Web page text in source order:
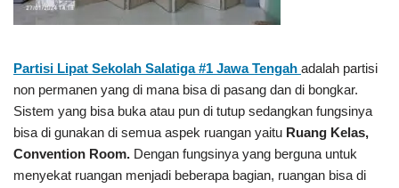
Partisi Lipat Sekolah Salatiga #1 Jawa Tengah adalah partisi
non permanen yang di mana bisa di pasang dan di bongkar.
Sistem yang bisa buka atau pun di tutup sedangkan fungsinya
bisa di gunakan di semua aspek ruangan yaitu Ruang Kelas,
Convention Room. Dengan fungsinya yang berguna untuk
menyekat ruangan menjadi beberapa bagian, ruangan bisa di